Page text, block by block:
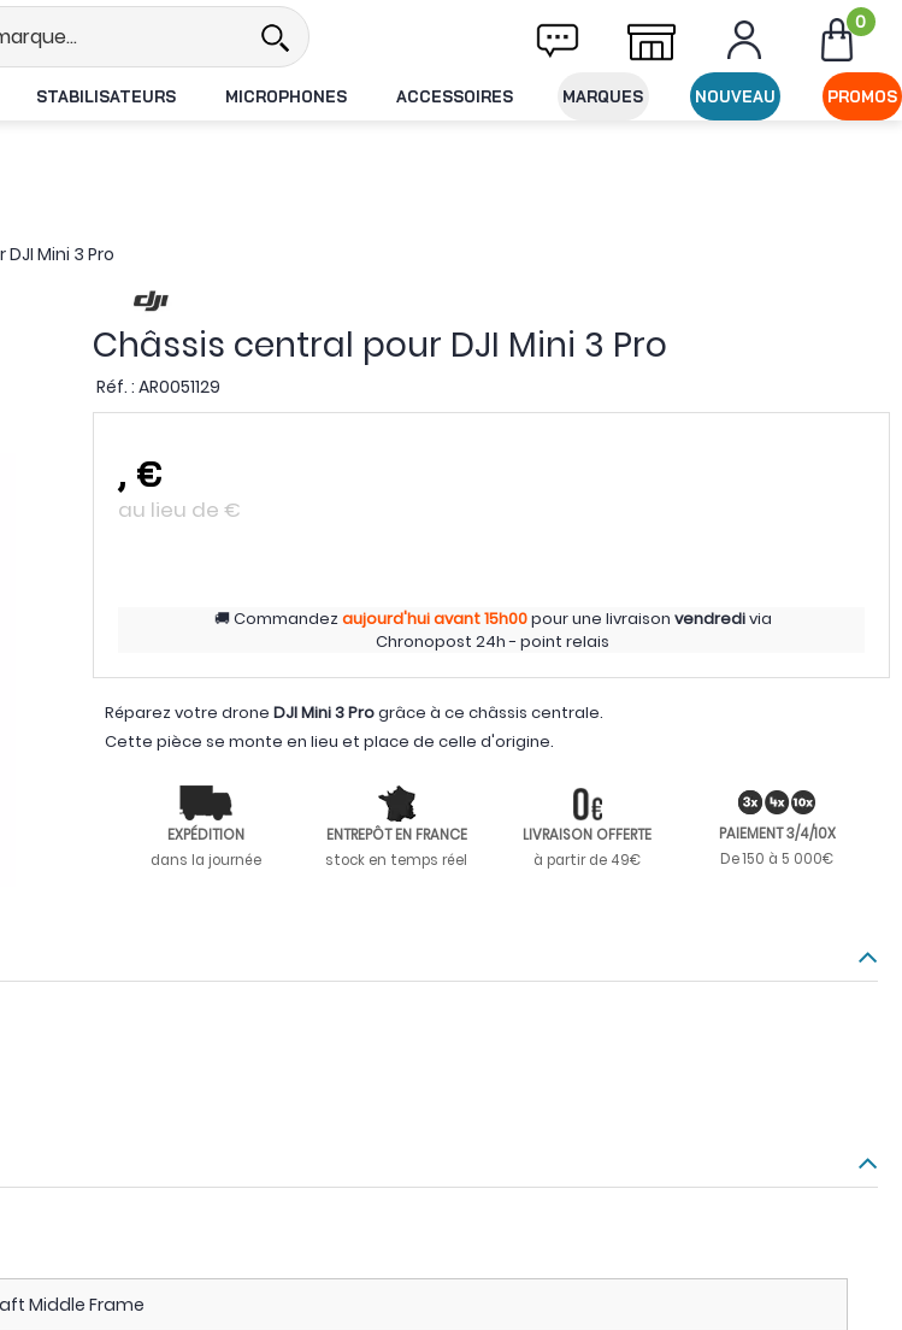
Livraison offerte dès 49€ d'achat 0
STABILISATEURS MICROPHONES ACCESSOIRES MARQUES NOUVEAU PROMOS
Mini 3 Pro
Châssis central pour DJI Mini 3 Pro
Réf. : AR0051129
, €
au lieu de €
Commandezaujourd'huiavant 15h00pour une livraison vendredivia
Chronopost 24h - point relais
Réparez votre drone DJI Mini 3 Progrâce à ce châssis centrale.
Cette pièce se monte en lieu et place de celle d'origine.
EXPÉDITION
dans la journée
ENTREPÔT EN FRANCE
stock en temps réel
LIVRAISON OFFERTE
à partir de 49€
PAIEMENT 3/4/10X
De 150 à 5 000€
Middle Frame